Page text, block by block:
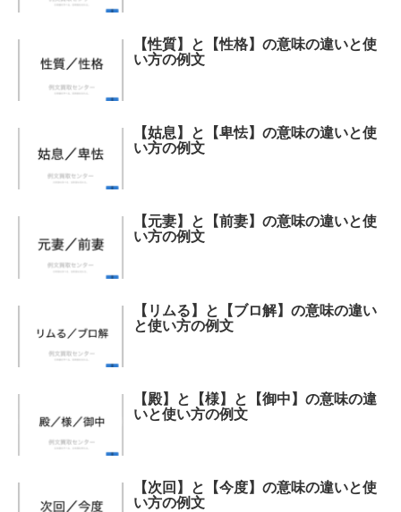
【性質】と【性格】の意味の違いと使
い方の例文
【姑息】と【卑怯】の意味の違いと使
い方の例文
【元妻】と【前妻】の意味の違いと使
い方の例文
【リムる】と【ブロ解】の意味の違い
と使い方の例文
【殿】と【様】と【御中】の意味の違
いと使い方の例文
【次回】と【今度】の意味の違いと使
い方の例文